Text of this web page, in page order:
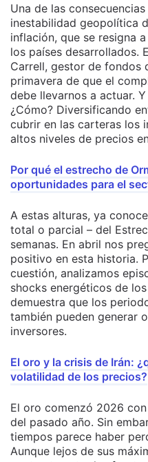
Una de las
inestabilidad geopolítica
inflación, que se resigna
los países desarrollados.
Carrell, gestor de fondos
primavera de que el
debe llevarnos a actuar.
¿Cómo? Diversificando
cubrir en las carteras los
altos niveles de precios
Por qué el estrecho de
oportunidades para el
A estas alturas, ya
total o parcial – del
semanas. En abril nos
positivo en esta historia.
cuestión, analizamos
shocks energéticos de
demuestra que los
también pueden generar
inversores.
El oro y la crisis de Irán:
volatilidad de los precios?
El oro comenzó 2026
del pasado año. Sin
tiempos parece haber
Aunque lejos de sus